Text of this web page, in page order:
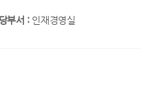
부서 : 인재경영실